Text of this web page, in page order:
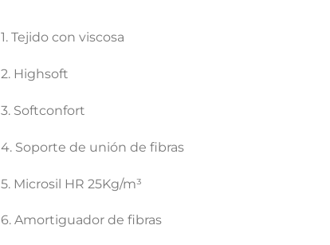
1. Tejido con viscosa
2. Highsoft
3. Softconfort
4. Soporte de unión de fibras
5. Microsil HR 25Kg/m³
6. Amortiguador de fibras